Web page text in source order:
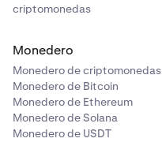
Clearing LLC, que opera
es un comerciante de
de Negociación de
por sus siglas en inglés)
Nacional de Futuros
de identificación
criptomonedas
Monedero
Monedero de criptomonedas
Monedero de Bitcoin
Monedero de Ethereum
Monedero de Solana
Monedero de USDT